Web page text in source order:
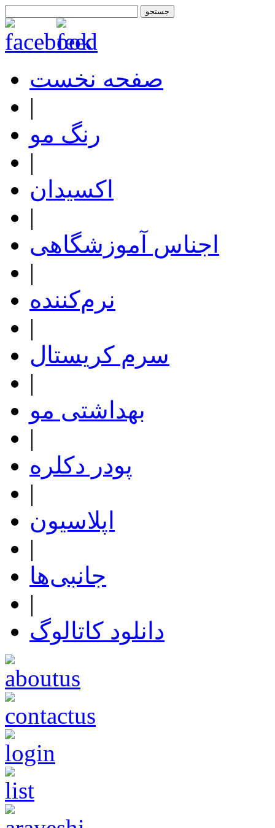
صفحه نخست
|
رنگ مو
|
اکسیدان
|
اجناس آموزشگاهی
|
نرم‌کننده
|
سرم کریستال
|
بهداشتی مو
|
پودر دکلره
|
اپلاسیون
|
جانبی‌ها
|
دانلود کاتالوگ